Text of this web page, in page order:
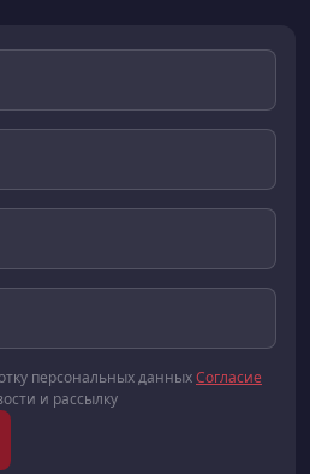
персональных данныхСогласие
и рассылку